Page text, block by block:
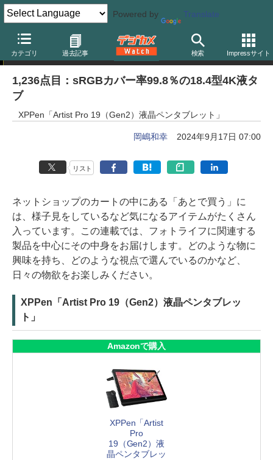
Powered by Translate
カテゴリ 過去記事 検索 Impressサイト
岡嶋和幸の「あとで買う」
1,236点目：sRGBカバー率99.8％の18.4型4K液タ
ブ
XPPen「Artist Pro 19（Gen2）液晶ペンタブレット」
岡嶋和幸 2024年9月17日 07:00
リスト
ネットショップのカートの中にある「あとで買う」に
は、様子見をしているなど気になるアイテムがたくさん
入っています。この連載では、フォトライフに関連する
製品を中心にその中身をお届けします。どのような物に
興味を持ち、どのような視点で選んでいるのかなど、
日々の物欲をお楽しみください。
XPPen「Artist Pro 19（Gen2）液晶ペンタブレッ
ト」
Amazonで購入
XPPen「Artist
Pro
19（Gen2）液
晶ペンタブレッ